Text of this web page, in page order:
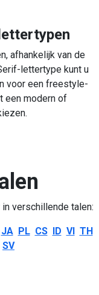
afhankelijk van de
lettertype kunt u
voor een freestyle-
een modern of
verschillende talen:
JA PL CS ID VI TH
SV